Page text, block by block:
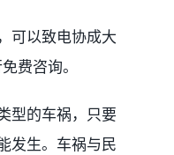
可以致电协成大
费咨询。
型的车祸，只要
发生。车祸与民